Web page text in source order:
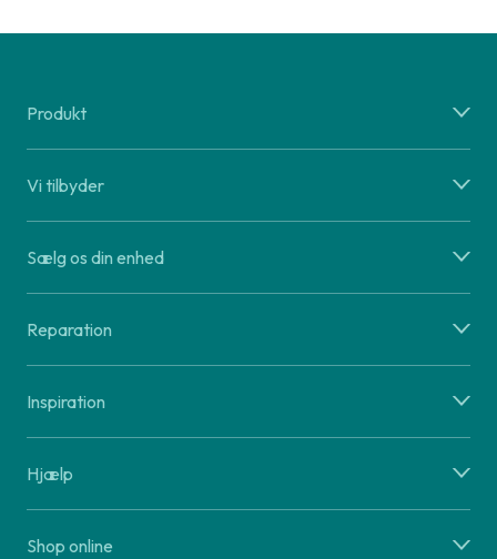
Produkt
Vi tilbyder
Sælg os din enhed
Reparation
Inspiration
Hjælp
Shop online